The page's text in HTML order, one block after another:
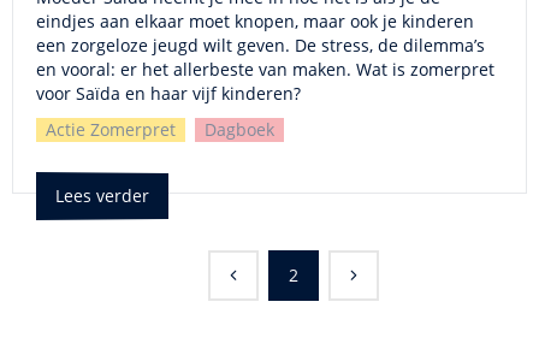
eindjes aan elkaar moet knopen, maar ook je kinderen
een zorgeloze jeugd wilt geven. De stress, de dilemma’s
en vooral: er het allerbeste van maken. Wat is zomerpret
voor Saïda en haar vijf kinderen?
Actie Zomerpret
Dagboek
Lees verder
2